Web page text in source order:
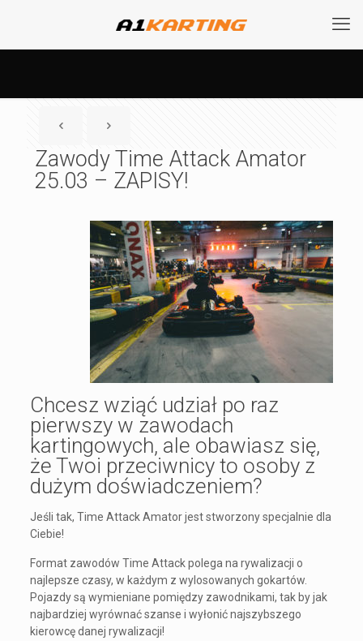
Zawody Time Attack Amator
25.03 – ZAPISY!
Chcesz wziąć udział po raz
pierwszy w zawodach
kartingowych, ale obawiasz się,
że Twoi przeciwnicy to osoby z
dużym doświadczeniem?
Jeśli tak, Time Attack Amator jest stworzony specjalnie dla
Ciebie!
Format zawodów Time Attack polega na rywalizacji o
najlepsze czasy, w każdym z wylosowanych gokartów.
Pojazdy są wymieniane pomiędzy zawodnikami, tak by jak
najbardziej wyrównać szanse i wyłonić najszybszego
kierowcę danej rywalizacji!